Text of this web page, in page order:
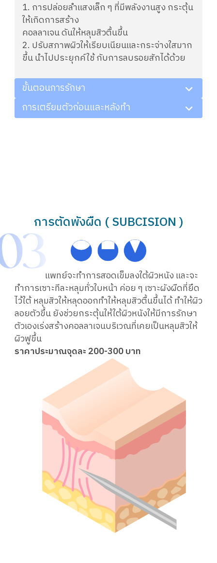
1. การปล่อยลำแสงเล็ก ๆ ที่มีพลังงานสูง กระตุ้น
ให้เกิดการสร้าง
คอลลาเจน ดันให้หลุมสิวตื้นขึ้น
2. ปรับสภาพผิวให้เรียบเนียนเเละกระจ่างใสมาก
ขึ้น นำไปประยุกค์ใช้ กับการลบรอยสักได้ด้วย
ขั้นตอนการรักษา
การเตรียมตัวก่อนและหลังทำ
การตัดพังผืด ( SUBCISION )
แพทย์จะทำการสอดเข็มลงใต้ผิวหนัง และจะ
ทำการเซาะทีละหลุมทั่วใบหน้า ค่อย ๆ เซาะผังผืดที่ยึด
ไว้ใต้ หลุมสิวให้หลุดออกทำให้หลุมสิวตื้นขึ้นได้ ทำให้ผิว
ลอยตัวขึ้น ยังช่วยกระตุ้นให้ใต้ผิวหนังให้มีการรักษา
ตัวเองเร่งสร้างคอลลาเจนบริเวณที่เคยเป็นหลุมสิวให้
ผิวฟูขึ้น
ราคาประมาณจุดละ 200-300 บาท